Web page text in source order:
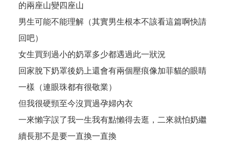
的兩座山變四座山
男生可能不能理解（其實男生根本不該看這篇啊快請
回吧）
女生買到過小的奶罩多少都遇過此一狀況
回家脫下奶罩後奶上還會有兩個壓痕像加菲貓的眼睛
一樣（連眼珠都有很敬業）
但我很硬頸至今沒買過孕婦內衣
一來懶字誤了我一生我有點懶得去逛，二來就怕奶繼
續長那不是要一直換一直換